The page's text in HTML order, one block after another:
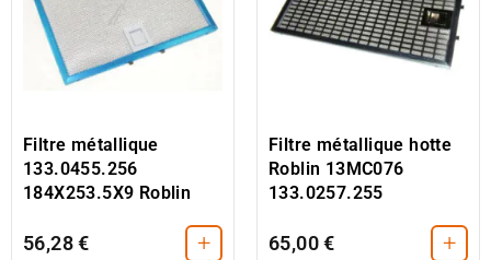
Filtre métallique
133.0455.256
184X253.5X9 Roblin
56,28 € +
Filtre métallique hotte
Roblin 13MC076
133.0257.255
65,00 € +